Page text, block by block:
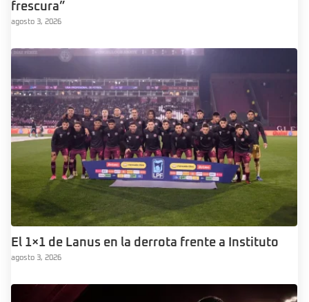
frescura”
agosto 3, 2026
El 1×1 de Lanus en la derrota frente a Instituto
agosto 3, 2026